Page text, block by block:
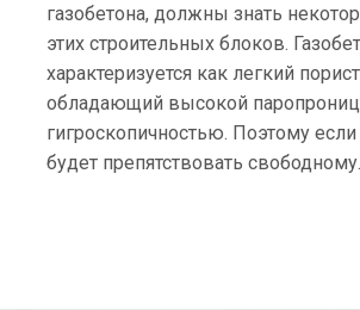
газобетона, должны знать
этих строительных блоков.
характеризуется как легкий
обладающий высокой
гигроскопичностью. Поэтому если
будет препятствовать